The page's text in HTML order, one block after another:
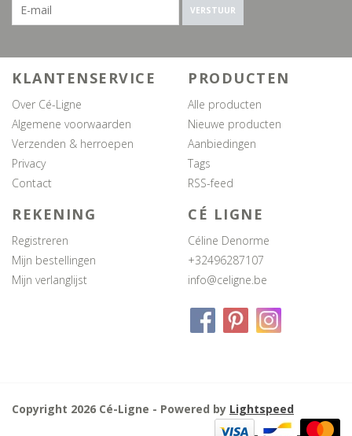
VERSTUUR
KLANTENSERVICE
Over Cé-Ligne
Algemene voorwaarden
Verzenden & herroepen
Privacy
Contact
PRODUCTEN
Alle producten
Nieuwe producten
Aanbiedingen
Tags
RSS-feed
REKENING
Registreren
Mijn bestellingen
Mijn verlanglijst
CÉ LIGNE
Céline Denorme
+32496287107
info@celigne.be
Copyright 2026 Cé-Ligne - Powered by Lightspeed